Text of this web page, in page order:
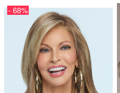
- 68%